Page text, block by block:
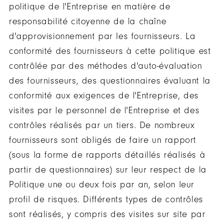
politique de l'Entreprise en matière de
responsabilité citoyenne de la chaîne
d'approvisionnement par les fournisseurs. La
conformité des fournisseurs à cette politique est
contrôlée par des méthodes d'auto-évaluation
des fournisseurs, des questionnaires évaluant la
conformité aux exigences de l'Entreprise, des
visites par le personnel de l'Entreprise et des
contrôles réalisés par un tiers. De nombreux
fournisseurs sont obligés de faire un rapport
(sous la forme de rapports détaillés réalisés à
partir de questionnaires) sur leur respect de la
Politique une ou deux fois par an, selon leur
profil de risques. Différents types de contrôles
sont réalisés, y compris des visites sur site par